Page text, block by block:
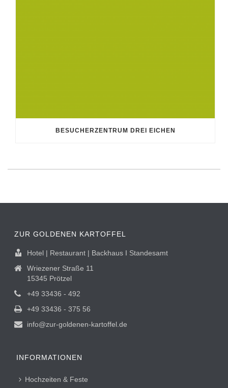
BESUCHERZENTRUM DREI EICHEN
ZUR GOLDENEN KARTOFFEL
Hotel | Restaurant | Backhaus I Standesamt
Wriezener Straße 11
15345 Prötzel
+49 33436 - 492
+49 33436 - 375 56
info@zur-goldenen-kartoffel.de
INFORMATIONEN
Hochzeiten & Feste